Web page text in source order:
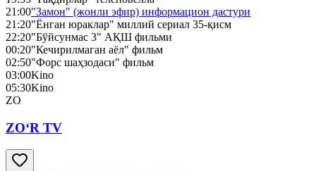
21:00"Замон" (жонли эфир) информацион дастури
21:20"Ёнган юраклар" миллий сериал 35-қисм
22:20"Бўйсунмас 3" АҚШ фильми
00:20"Кечирилмаган аёл" фильм
02:50"Форс шаҳзодаси" фильм
03:00Kino
05:30Kino
ZO
ZO‘R TV